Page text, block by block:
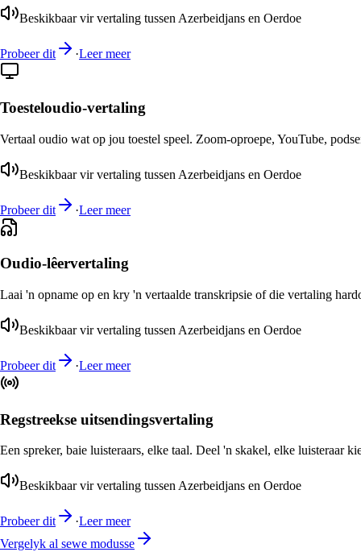
Beskikbaar vir vertaling tussen Azerbeidjans en Oerdoe
Probeer dit ·Leer meer
Toesteloudio-vertaling
Vertaal oudio wat op jou toestel speel. Zoom-oproepe, YouTube,
Beskikbaar vir vertaling tussen Azerbeidjans en Oerdoe
Probeer dit ·Leer meer
Oudio-lêervertaling
Laai 'n opname op en kry 'n vertaalde transkripsie of die vertaling
Beskikbaar vir vertaling tussen Azerbeidjans en Oerdoe
Probeer dit ·Leer meer
Regstreekse uitsendingsvertaling
Een spreker, baie luisteraars, elke taal. Deel 'n skakel, elke luisteraar
Beskikbaar vir vertaling tussen Azerbeidjans en Oerdoe
Probeer dit ·Leer meer
Vergelyk al sewe modusse